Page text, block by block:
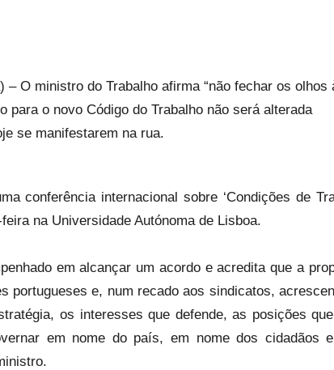
– O ministro do Trabalho afirma “não fechar os olhos
para o novo Código do Trabalho não será alterada
se manifestarem na rua.
conferência internacional sobre ‘Condições de
na Universidade Autónoma de Lisboa.
em alcançar um acordo e acredita que a
portugueses e, num recado aos sindicatos,
os interesses que defende, as posições
em nome do país, em nome dos cidadãos